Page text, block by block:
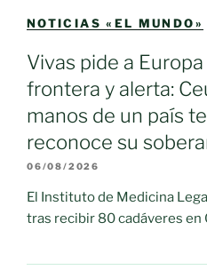
NOTICIAS «EL MUNDO»
Vivas pide a
frontera y alerta:
manos de un país
reconoce su
06/08/2026
El Instituto de Medicina
tras recibir 80 cadáveres en